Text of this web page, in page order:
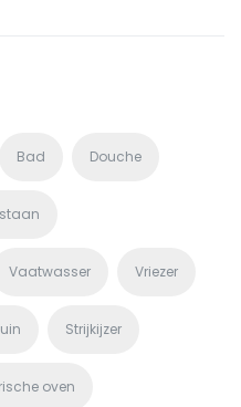
Bad Douche
Vaatwasser Vriezer
Strijkijzer
oven